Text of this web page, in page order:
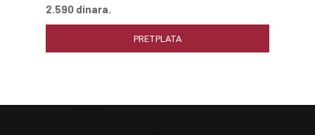
2.590 dinara.
PRETPLATA